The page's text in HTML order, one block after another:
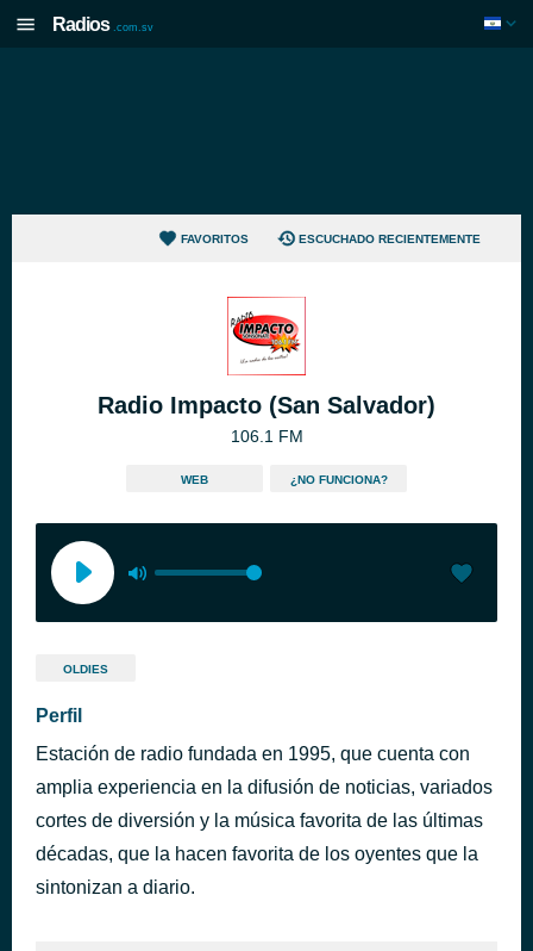
Radios .com.sv
FAVORITOS ESCUCHADO RECIENTEMENTE
Radio Impacto (San Salvador)
106.1 FM
WEB ¿NO FUNCIONA?
OLDIES
Perfil
Estación de radio fundada en 1995, que cuenta con
amplia experiencia en la difusión de noticias, variados
cortes de diversión y la música favorita de las últimas
décadas, que la hacen favorita de los oyentes que la
sintonizan a diario.